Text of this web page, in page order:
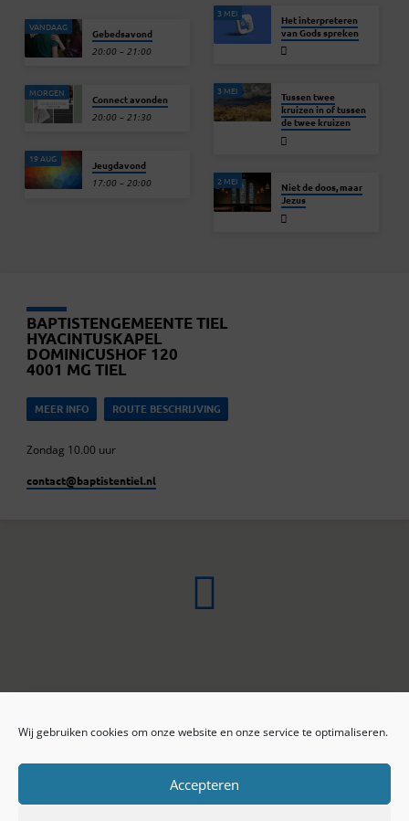
Wij gebruiken cookies om onze website en onze service te optimaliseren.
Accepteren
VANDAAG Gebedsavond
20:00 – 21:00
MORGEN Connect avonden
20:00 – 21:30
19 AUG Jeugdavond
17:00 – 20:00
3 MEI
Het interpreteren
van Gods spreken
3 MEI
Tussen twee
kruizen in of tussen
de twee kruizen
2 MEI
Niet de doos, maar
Jezus
BAPTISTENGEMEENTE TIEL
HYACINTUSKAPEL
DOMINICUSHOF 120
4001 MG TIEL
MEER INFO ROUTE BESCHRIJVING
Zondag 10.00 uur
contact​@baptistentiel.nl
ONLINE ARCHIEF
Privacy beleid